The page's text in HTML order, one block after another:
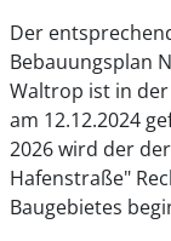
Der
Bebauungsplan
Waltrop ist in
am 12.12.2024
2026 wird der
Hafenstraße"
Baugebietes